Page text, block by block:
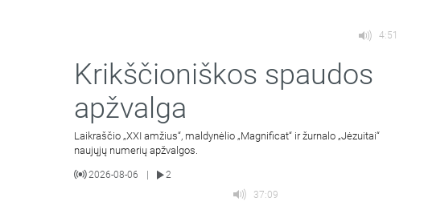
4:51
Krikščioniškos spaudos
apžvalga
Laikraščio „XXI amžius“, maldynėlio „Magnificat“ ir žurnalo „Jėzuitai“
naujųjų numerių apžvalgos.
2026-08-06 2
37:09